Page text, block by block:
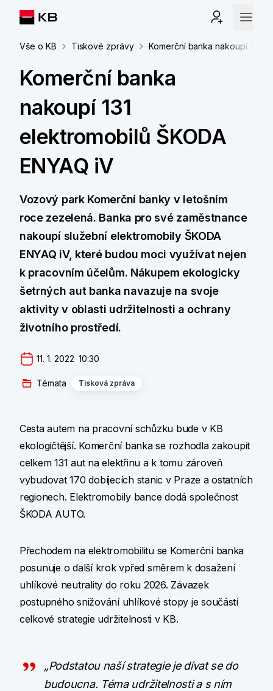
Vše o KB Tiskové zprávy Komerční banka nakoupí 131
Komerční banka
nakoupí 131
elektromobilů ŠKODA
ENYAQ iV
Vozový park Komerční banky v letošním
roce zezelená. Banka pro své zaměstnance
nakoupí služební elektromobily ŠKODA
ENYAQ iV, které budou moci využívat nejen
k pracovním účelům. Nákupem ekologicky
šetrných aut banka navazuje na svoje
aktivity v oblasti udržitelnosti a ochrany
životního prostředí.
11. 1. 2022  10:30
Témata Tisková zpráva
Cesta autem na pracovní schůzku bude v KB
ekologičtější. Komerční banka se rozhodla zakoupit
celkem 131 aut na elektřinu a k tomu zároveň
vybudovat 170 dobíjecích stanic v Praze a ostatních
regionech. Elektromobily bance dodá společnost
ŠKODA AUTO.
Přechodem na elektromobilitu se Komerční banka
posunuje o další krok vpřed směrem k dosažení
uhlíkové neutrality do roku 2026. Závazek
postupného snižování uhlíkové stopy je součástí
celkové strategie udržitelnosti v KB.
„Podstatou naší strategie je dívat se do
budoucna. Téma udržitelnosti a s ním